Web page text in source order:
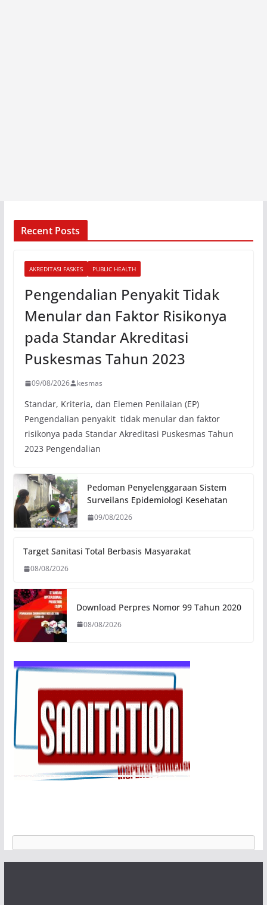
Recent Posts
AKREDITASI FASKES PUBLIC HEALTH
Pengendalian Penyakit Tidak
Menular dan Faktor Risikonya
pada Standar Akreditasi
Puskesmas Tahun 2023
09/08/2026 kesmas
Standar, Kriteria, dan Elemen Penilaian (EP)
Pengendalian penyakit tidak menular dan faktor
risikonya pada Standar Akreditasi Puskesmas Tahun
2023 Pengendalian
Pedoman Penyelenggaraan Sistem
Surveilans Epidemiologi Kesehatan
09/08/2026
Target Sanitasi Total Berbasis Masyarakat
08/08/2026
Download Perpres Nomor 99 Tahun 2020
08/08/2026